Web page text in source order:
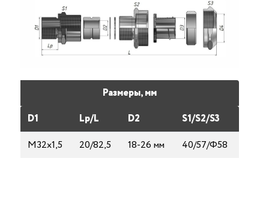
Размеры, мм
D1
Lp/L D2
S1/S2/S3
М32х1,5
20/82,5 18-26 мм 40/57/Ф58